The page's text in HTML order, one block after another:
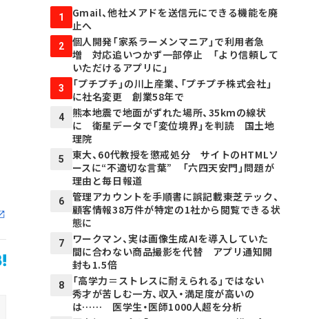
1
Gmail、他社メアドを送信元にできる機能を廃
止へ
2
個人開発「家系ラーメンマニア」で利用者急
増 対応追いつかず一部停止 「より信頼して
いただけるアプリに」
3
「プチプチ」の川上産業、「プチプチ株式会社」
に社名変更 創業58年で
4
熊本地震で地面がずれた場所、35kmの線状
に 衛星データで「変位境界」を判読 国土地
理院
5
東大、60代教授を懲戒処分 サイトのHTMLソ
ースに“不適切な言葉” 「六四天安門」問題が
理由と毎日報道
6
管理アカウントを手順書に誤記載――東芝テック、
顧客情報38万件が特定の1社から閲覧できる状
態に
7
ワークマン、実は画像生成AIを導入していた
間に合わない商品撮影を代替 アプリ通知開
封も1.5倍
8
「高学力＝ストレスに耐えられる」ではない
秀才が苦しむ一方、収入・満足度が高いの
は…… 医学生・医師1000人超を分析